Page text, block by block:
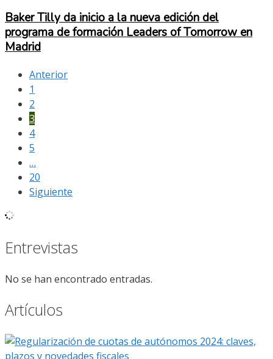
Baker Tilly da inicio a la nueva edición del
programa de formación Leaders of Tomorrow en
Madrid
Anterior
1
2
3
4
5
…
20
Siguiente
Entrevistas
No se han encontrado entradas.
Artículos